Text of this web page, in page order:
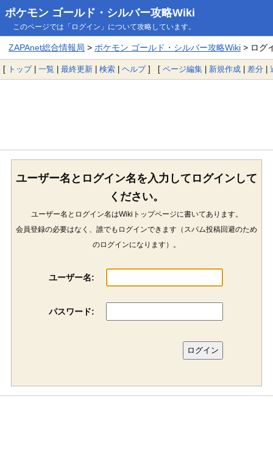
ポケモン ゴールド・シルバー攻略Wiki
このページでは「ログイン」について攻略しています。
ZAPAnet総合情報局 > ポケモン ゴールド・シルバー攻略Wiki> ログ
[ トップ| 一覧 | 最終更新 | 検索 | ヘルプ] [ ページ編集 | 新規作成 | 差分 |
ユーザー名とログイン名を入力してログインして
ください。
ユーザー名とログイン名はWikiトップページに書いてあります。
会員登録の必要はなく、誰でもログインできます（スパム投稿回避のため
のログインになります）。
ユーザー名:
パスワード: